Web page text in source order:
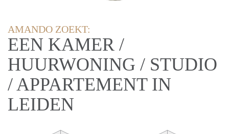
AMANDO ZOEKT:
EEN KAMER /
HUURWONING / STUDIO
/ APPARTEMENT IN
LEIDEN